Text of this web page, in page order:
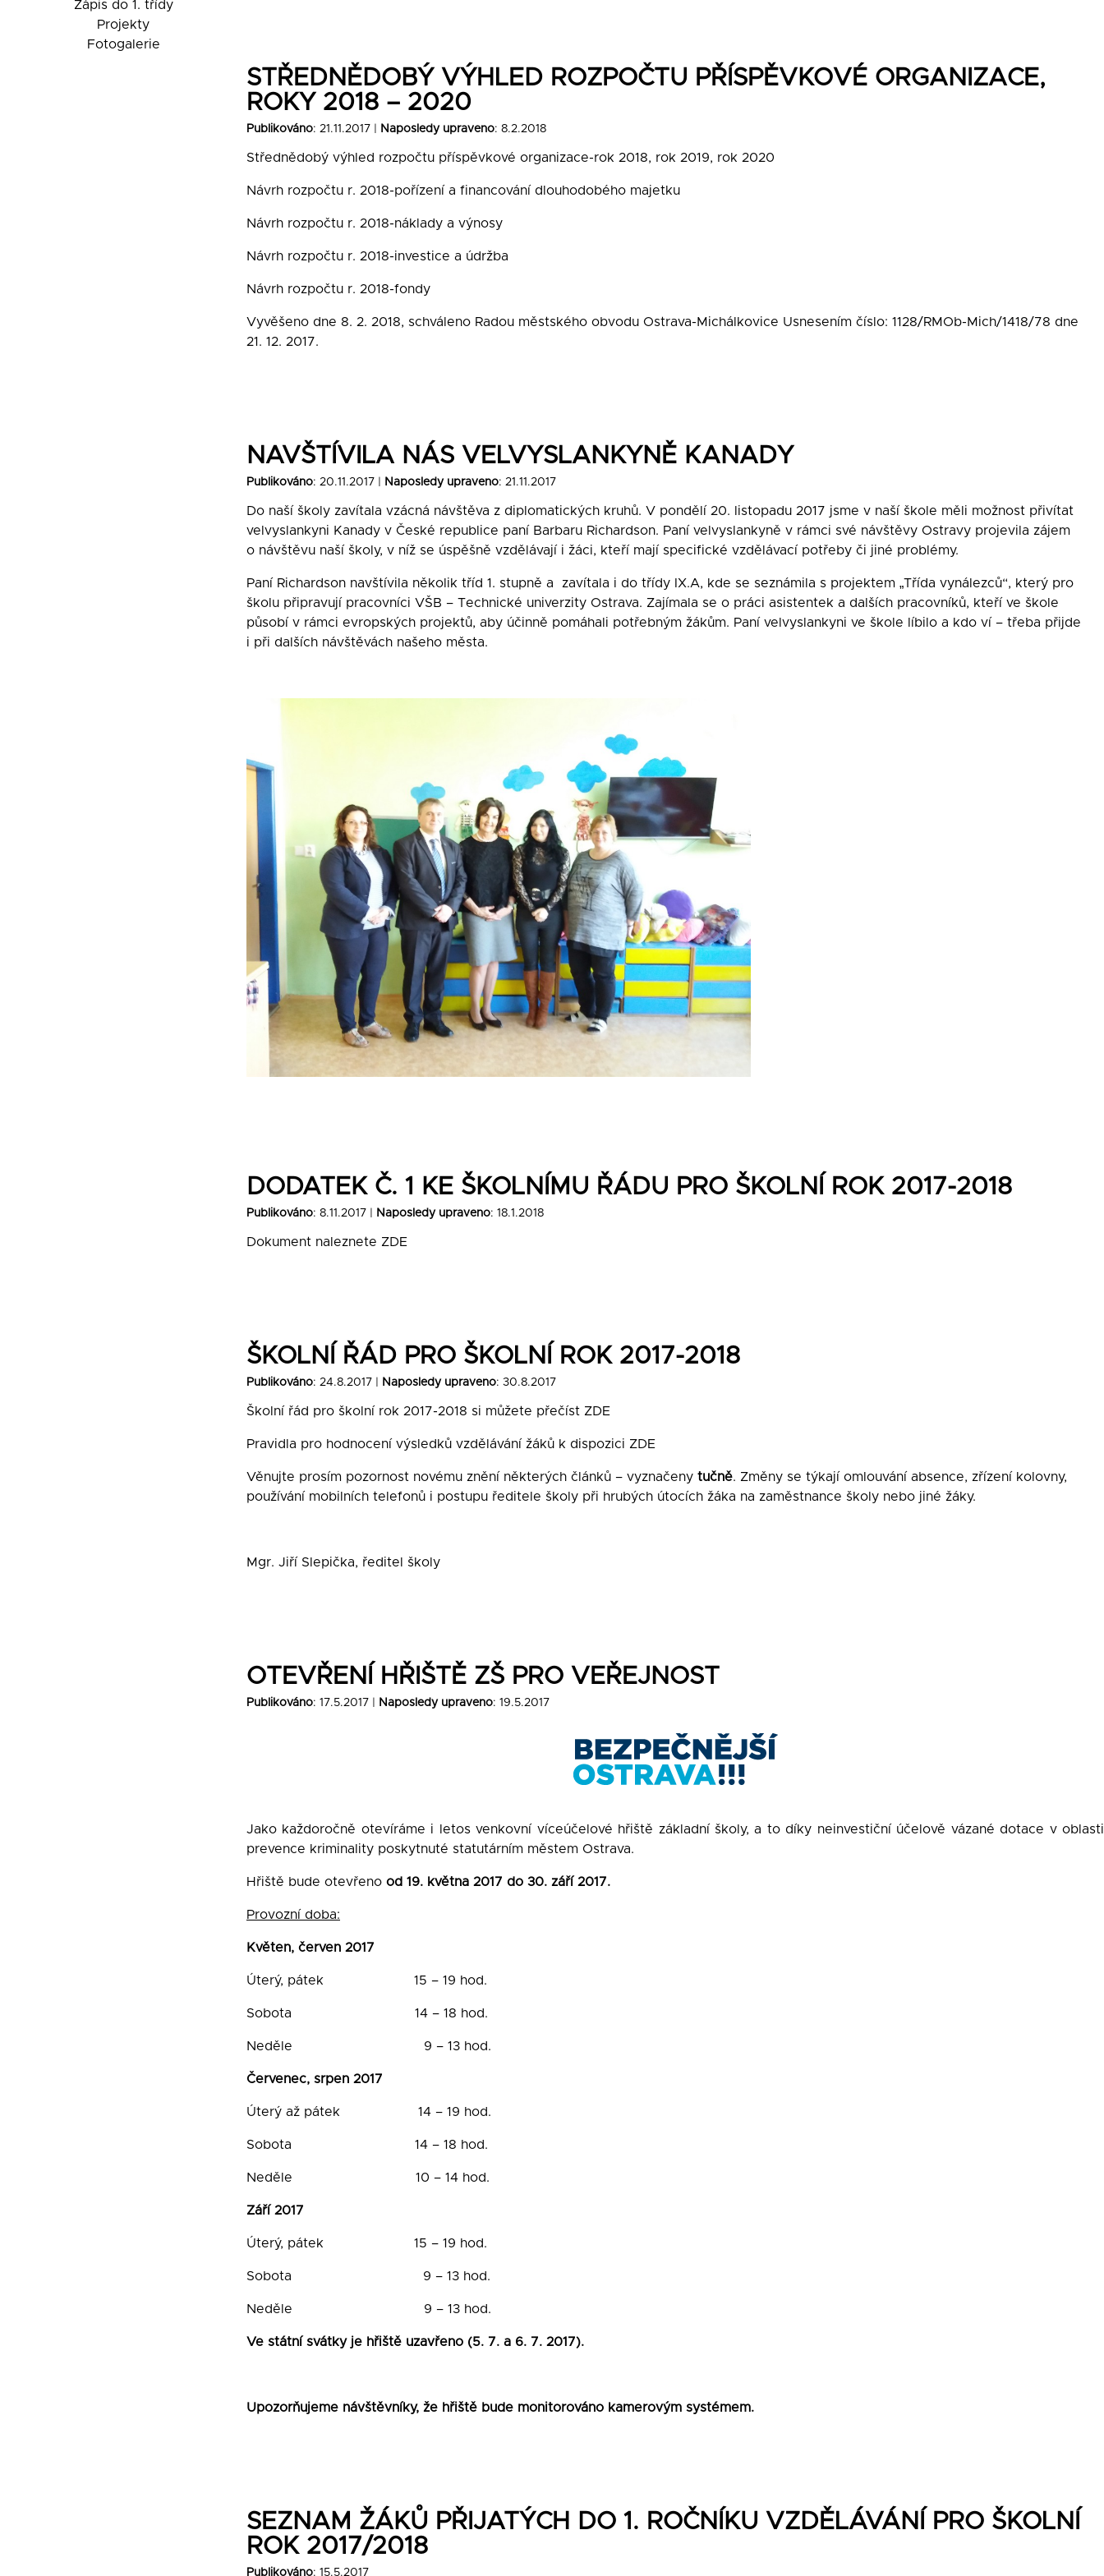
Zápis do 1. třídy
Projekty
Fotogalerie
STŘEDNĚDOBÝ VÝHLED ROZPOČTU PŘÍSPĚVKOVÉ ORGANIZACE,
ROKY 2018 – 2020
Publikováno: 21.11.2017 | Naposledy upraveno: 8.2.2018
Střednědobý výhled rozpočtu příspěvkové organizace-rok 2018, rok 2019, rok 2020
Návrh rozpočtu r. 2018-pořízení a financování dlouhodobého majetku
Návrh rozpočtu r. 2018-náklady a výnosy
Návrh rozpočtu r. 2018-investice a údržba
Návrh rozpočtu r. 2018-fondy
Vyvěšeno dne 8. 2. 2018, schváleno Radou městského obvodu Ostrava-Michálkovice Usnesením číslo: 1128/RMOb-Mich/1418/78 dne
21. 12. 2017.
NAVŠTÍVILA NÁS VELVYSLANKYNĚ KANADY
Publikováno: 20.11.2017 | Naposledy upraveno: 21.11.2017
Do naší školy zavítala vzácná návštěva z diplomatických kruhů. V pondělí 20. listopadu 2017 jsme v naší škole měli možnost přivítat
velvyslankyni Kanady v České republice paní Barbaru Richardson. Paní velvyslankyně v rámci své návštěvy Ostravy projevila zájem
o návštěvu naší školy, v níž se úspěšně vzdělávají i žáci, kteří mají specifické vzdělávací potřeby či jiné problémy.
Paní Richardson navštívila několik tříd 1. stupně a zavítala i do třídy IX.A, kde se seznámila s projektem „Třída vynálezců“, který pro
školu připravují pracovníci VŠB – Technické univerzity Ostrava. Zajímala se o práci asistentek a dalších pracovníků, kteří ve škole
působí v rámci evropských projektů, aby účinně pomáhali potřebným žákům. Paní velvyslankyni ve škole líbilo a kdo ví – třeba přijde
i při dalších návštěvách našeho města.
DODATEK Č. 1 KE ŠKOLNÍMU ŘÁDU PRO ŠKOLNÍ ROK 2017-2018
Publikováno: 8.11.2017 | Naposledy upraveno: 18.1.2018
Dokument naleznete ZDE
ŠKOLNÍ ŘÁD PRO ŠKOLNÍ ROK 2017-2018
Publikováno: 24.8.2017 | Naposledy upraveno: 30.8.2017
Školní řád pro školní rok 2017-2018 si můžete přečíst ZDE
Pravidla pro hodnocení výsledků vzdělávání žáků k dispozici ZDE
Věnujte prosím pozornost novému znění některých článků – vyznačeny tučně. Změny se týkají omlouvání absence, zřízení kolovny,
používání mobilních telefonů i postupu ředitele školy při hrubých útocích žáka na zaměstnance školy nebo jiné žáky.
Mgr. Jiří Slepička, ředitel školy
OTEVŘENÍ HŘIŠTĚ ZŠ PRO VEŘEJNOST
Publikováno: 17.5.2017 | Naposledy upraveno: 19.5.2017
Jako každoročně otevíráme i letos venkovní víceúčelové hřiště základní školy, a to díky neinvestiční účelově vázané dotace v oblasti
prevence kriminality poskytnuté statutárním městem Ostrava.
Hřiště bude otevřeno od 19. května 2017 do 30. září 2017.
Provozní doba:
Květen, červen 2017
Úterý, pátek 15 – 19 hod.
Sobota 14 – 18 hod.
Neděle 9 – 13 hod.
Červenec, srpen 2017
Úterý až pátek 14 – 19 hod.
Sobota 14 – 18 hod.
Neděle 10 – 14 hod.
Září 2017
Úterý, pátek 15 – 19 hod.
Sobota 9 – 13 hod.
Neděle 9 – 13 hod.
Ve státní svátky je hřiště uzavřeno (5. 7. a 6. 7. 2017).
Upozorňujeme návštěvníky, že hřiště bude monitorováno kamerovým systémem.
SEZNAM ŽÁKŮ PŘIJATÝCH DO 1. ROČNÍKU VZDĚLÁVÁNÍ PRO ŠKOLNÍ
ROK 2017/2018
Publikováno: 15.5.2017